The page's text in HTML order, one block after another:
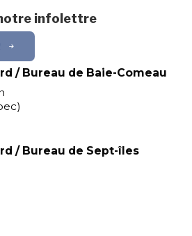
infolettre
/ Bureau de Baie-Comeau
/ Bureau de Sept-îles